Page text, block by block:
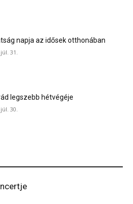
napja az idősek otthonában
31.
legszebb hétvégéje
30.